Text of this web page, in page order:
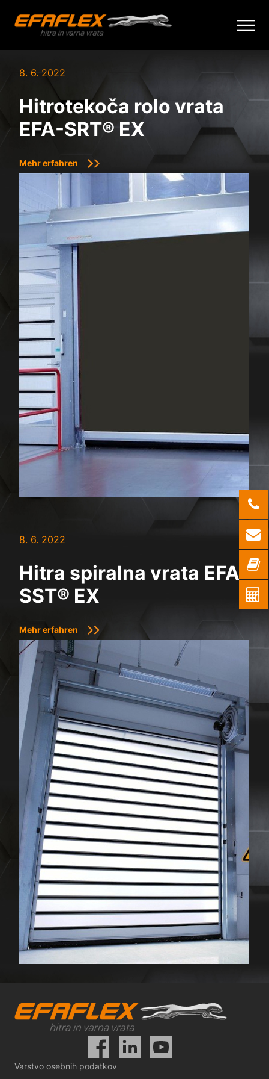
content
8. 6. 2022
Hitrotekoča rolo vrata
EFA-SRT® EX
Mehr erfahren
8. 6. 2022
Hitra spiralna vrata EFA-
SST® EX
Mehr erfahren
Varstvo osebnih podatkov